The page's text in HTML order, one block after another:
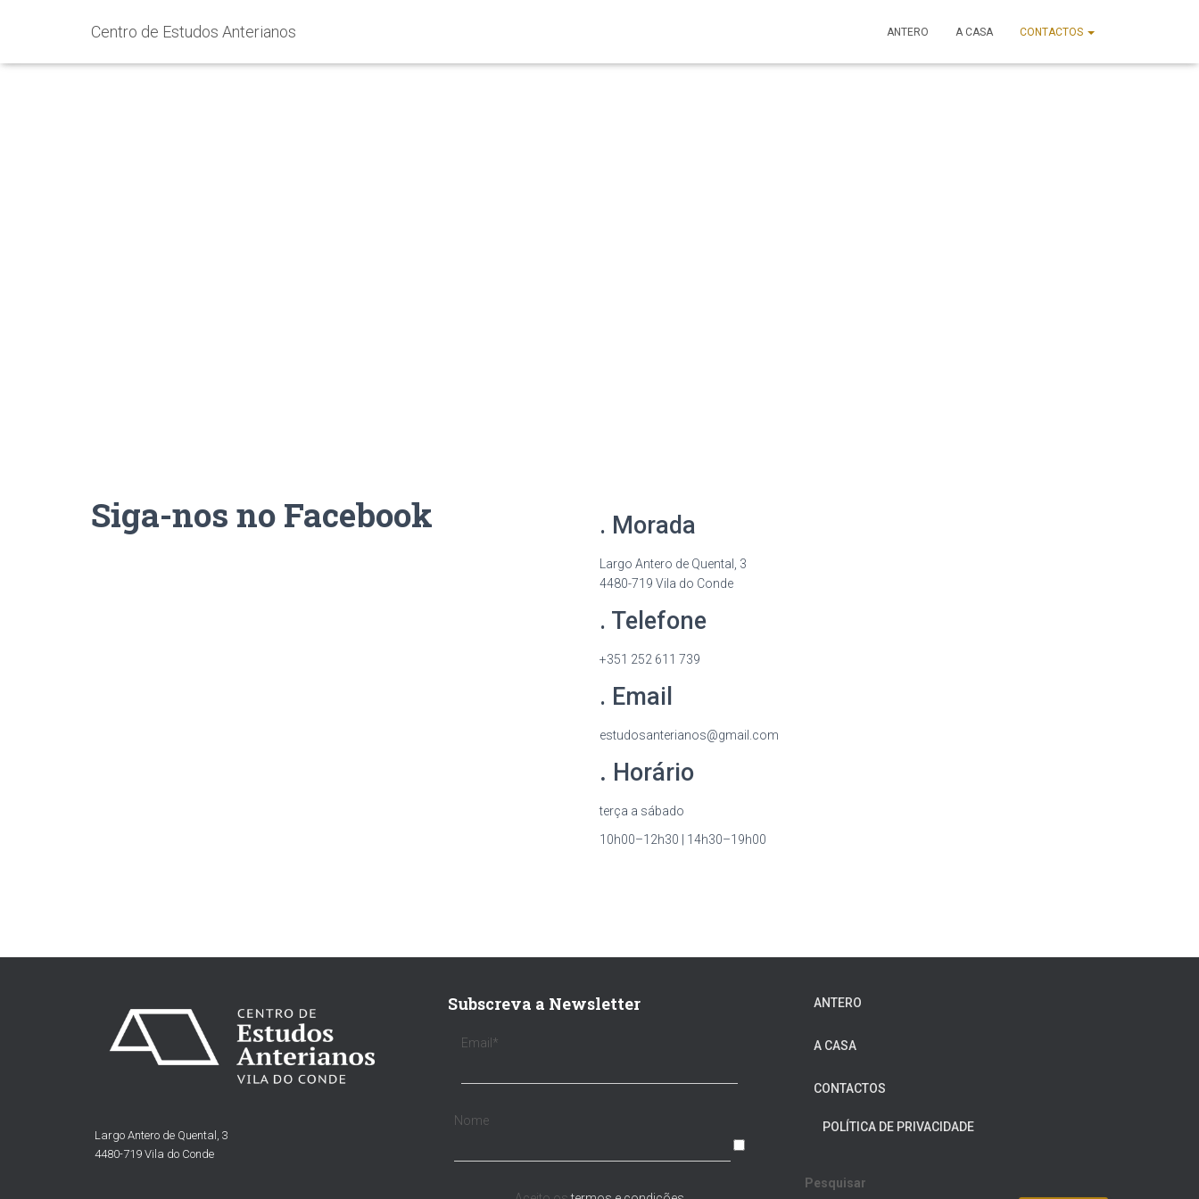
Centro de Estudos Anterianos ANTERO A CASA CONTACTOS
Siga-nos no Facebook . Morada
Largo Antero de Quental, 3
4480-719 Vila do Conde
. Telefone
+351 252 611 739
. Email
estudosanterianos@gmail.com
. Horário
terça a sábado
10h00–12h30 | 14h30–19h00
Largo Antero de Quental, 3
4480-719 Vila do Conde
Subscreva a Newsletter
Email*
Nome
ANTERO
A CASA
CONTACTOS
POLÍTICA DE PRIVACIDADE
Pesquisar